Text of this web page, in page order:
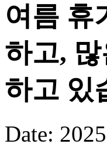
여름 휴
하고,
하고 있
Date: